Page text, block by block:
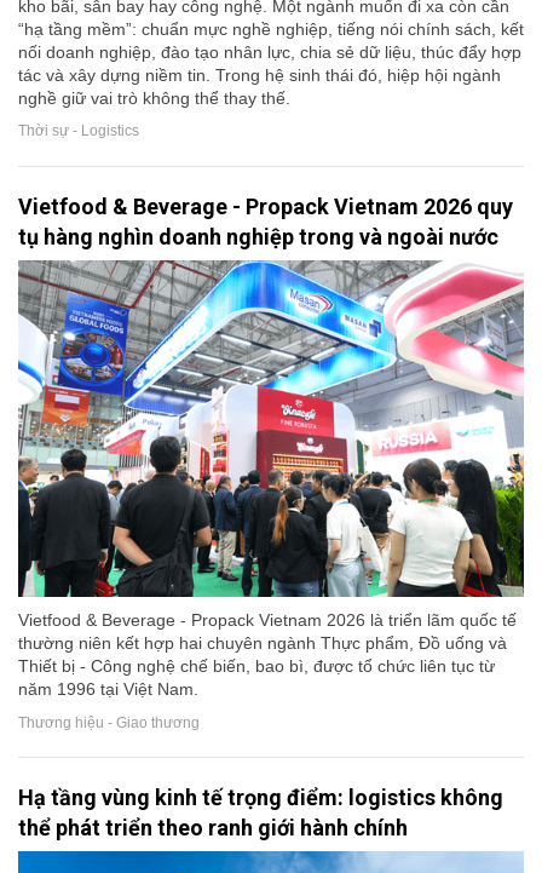
kho bãi, sân bay hay công nghệ. Một ngành muốn đi xa còn cần
“hạ tầng mềm”: chuẩn mực nghề nghiệp, tiếng nói chính sách, kết
nối doanh nghiệp, đào tạo nhân lực, chia sẻ dữ liệu, thúc đẩy hợp
tác và xây dựng niềm tin. Trong hệ sinh thái đó, hiệp hội ngành
nghề giữ vai trò không thể thay thế.
Thời sự - Logistics
Vietfood & Beverage - Propack Vietnam 2026 quy
tụ hàng nghìn doanh nghiệp trong và ngoài nước
Vietfood & Beverage - Propack Vietnam 2026 là triển lãm quốc tế
thường niên kết hợp hai chuyên ngành Thực phẩm, Đồ uống và
Thiết bị - Công nghệ chế biến, bao bì, được tổ chức liên tục từ
năm 1996 tại Việt Nam.
Thương hiệu - Giao thương
Hạ tầng vùng kinh tế trọng điểm: logistics không
thể phát triển theo ranh giới hành chính